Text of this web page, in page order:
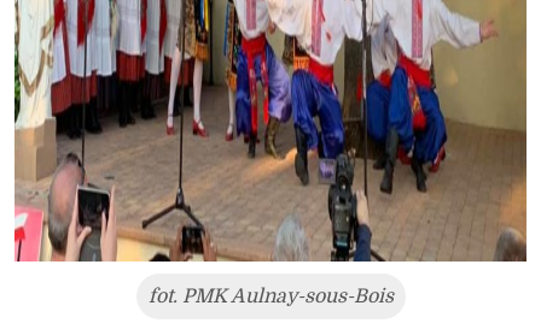
fot. PMK Aulnay-sous-Bois